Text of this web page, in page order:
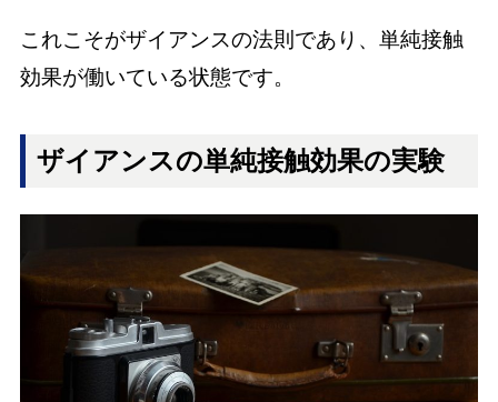
これこそがザイアンスの法則であり、単純接触
効果が働いている状態です。
ザイアンスの単純接触効果の実験